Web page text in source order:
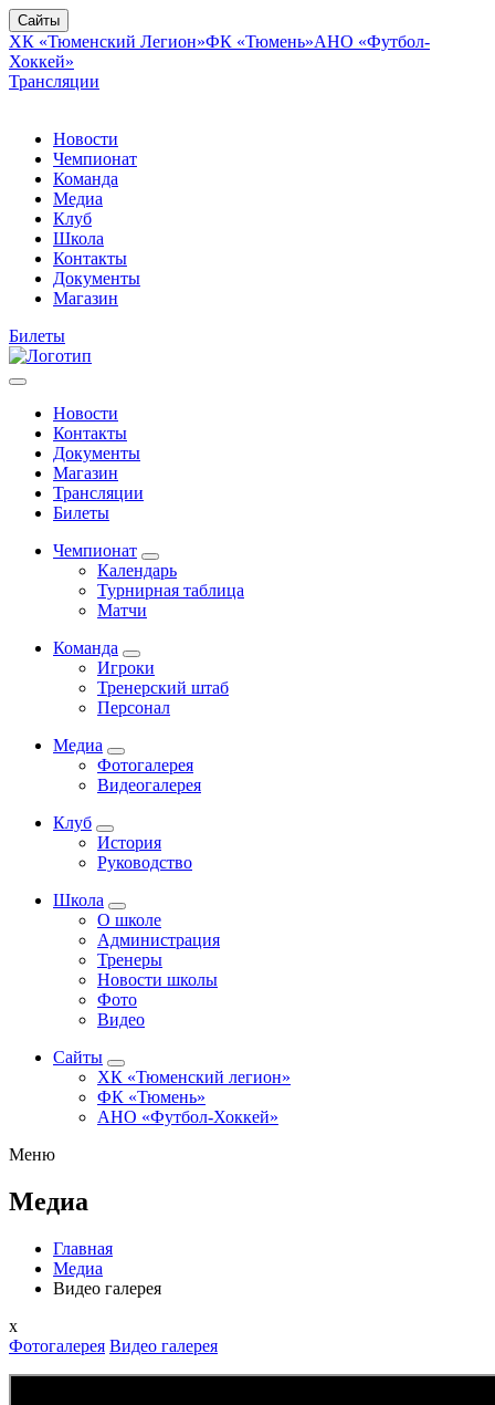
Сайты
ХК «Тюменский Легион»ФК «Тюмень»АНО «Футбол-
Хоккей»
Трансляции
Новости
Чемпионат
Команда
Медиа
Клуб
Школа
Контакты
Документы
Магазин
Билеты
Новости
Контакты
Документы
Магазин
Трансляции
Билеты
Чемпионат
Календарь
Турнирная таблица
Матчи
Команда
Игроки
Тренерский штаб
Персонал
Медиа
Фотогалерея
Видеогалерея
Клуб
История
Руководство
Школа
О школе
Администрация
Тренеры
Новости школы
Фото
Видео
Сайты
ХК «Тюменский легион»
ФК «Тюмень»
АНО «Футбол-Хоккей»
Меню
Медиа
Главная
Медиа
Видео галерея
x
Фотогалерея Видео галерея